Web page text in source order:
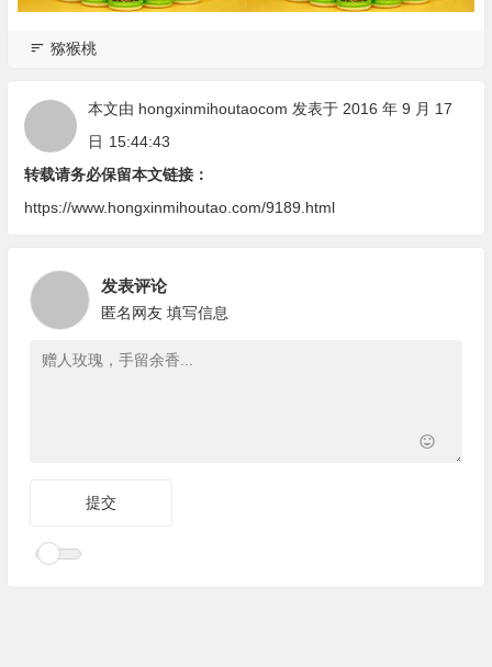
猕猴桃
本文由 hongxinmihoutaocom 发表于 2016 年 9 月 17
日 15:44:43
转载请务必保留本文链接：
https://www.hongxinmihoutao.com/9189.html
发表评论
匿名网友 填写信息